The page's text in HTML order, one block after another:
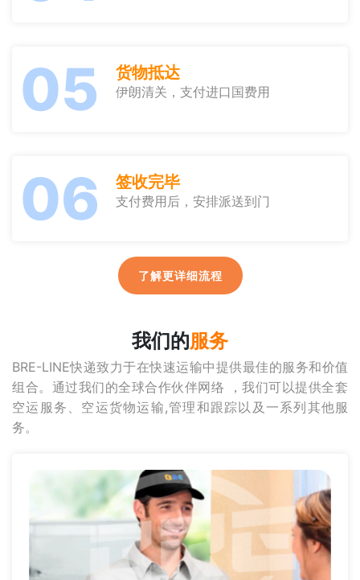
05 货物抵达
伊朗清关，支付进口国费用
06 签收完毕
支付费用后，安排派送到门
了解更详细流程
我们的服务
BRE-LINE快递致力于在快速运输中提供最佳的服务和价值
组合。通过我们的全球合作伙伴网络 ，我们可以提供全套
空运服务、空运货物运输,管理和跟踪以及一系列其他服
务。